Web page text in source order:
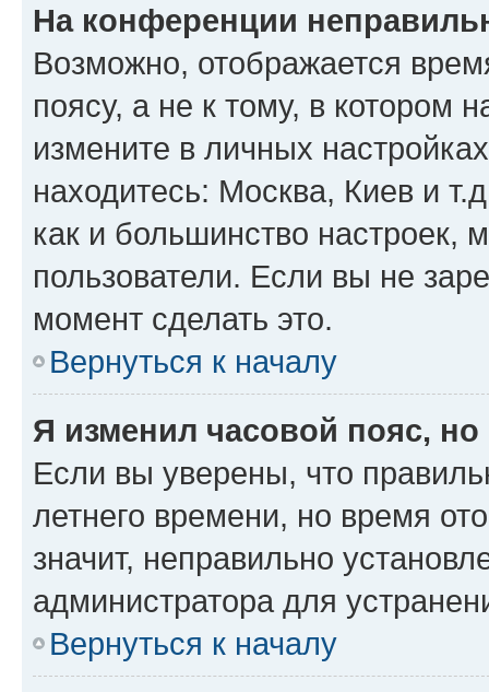
На конференции
Возможно, отображается
поясу, а не к тому, в котором
измените в личных
находитесь: Москва, Киев и
как и большинство настроек,
пользователи. Если вы не
момент сделать это.
Вернуться к началу
Я изменил часовой пояс,
Если вы уверены, что
летнего времени, но время
значит, неправильно
администратора для
Вернуться к началу